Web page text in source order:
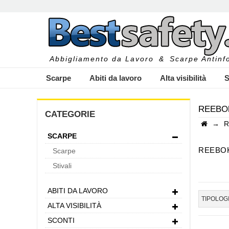
Abbigliamento da Lavoro & Scarpe
Scarpe Abiti da lavoro Alta visibilità
CATEGORIE
SCARPE
Scarpe
Stivali
ABITI DA LAVORO
ALTA VISIBILITÀ
SCONTI
→